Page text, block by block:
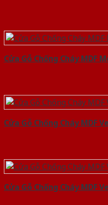
Cửa Gỗ Chống Cháy MDF
Cửa Gỗ Chống Cháy MDF
Cửa Gỗ Chống Cháy MDF